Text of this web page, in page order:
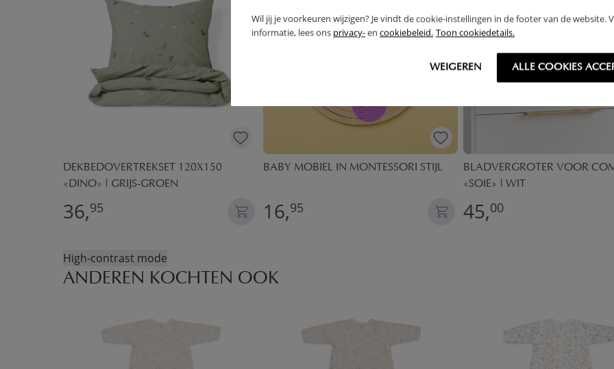
Wil jij je voorkeuren wijzigen? Je vindt de cookie-instellingen in de footer van de website.
informatie, lees ons privacy-en cookiebeleid. Toon cookiedetails.
WEIGEREN ALLE COOKIES
DEKBEDOVERTREKSET 120X150
«DINO» | GRIJS-GROEN
36,95
BABY MOBIEL IN MONTESSORI STIJL
16,95
BLADVERGROTER VOOR
«SOIE» | WIT
45,00
High-contrast mode
ANDEREN KOCHTEN OOK